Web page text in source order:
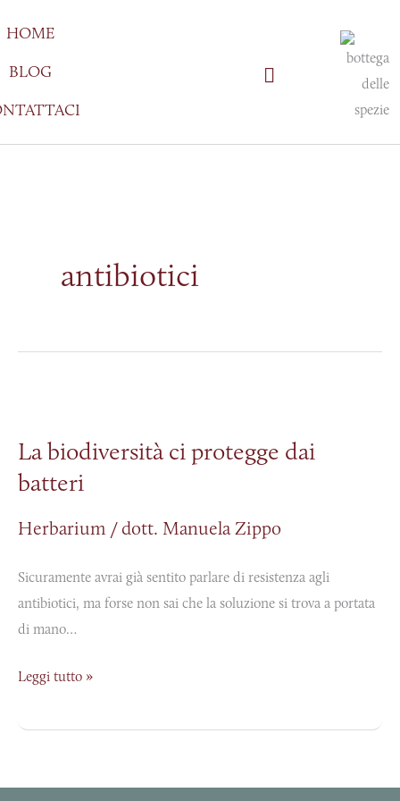
al
contenuto
HOME
BLOG
antibiotici
La biodiversità ci protegge dai
batteri
Herbarium /dott. Manuela Zippo
Sicuramente avrai già sentito parlare di resistenza agli
antibiotici, ma forse non sai che la soluzione si trova a portata
di mano…
protegge
batteri
Leggi tutto »